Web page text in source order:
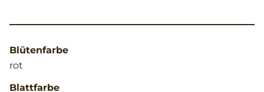
Blütenfarbe
rot
Blattfarbe